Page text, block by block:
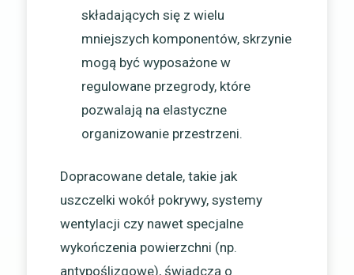
składających się z wielu
mniejszych komponentów, skrzynie
mogą być wyposażone w
regulowane przegrody, które
pozwalają na elastyczne
organizowanie przestrzeni.
Dopracowane detale, takie jak
uszczelki wokół pokrywy, systemy
wentylacji czy nawet specjalne
wykończenia powierzchni (np.
antypoślizgowe), świadczą o